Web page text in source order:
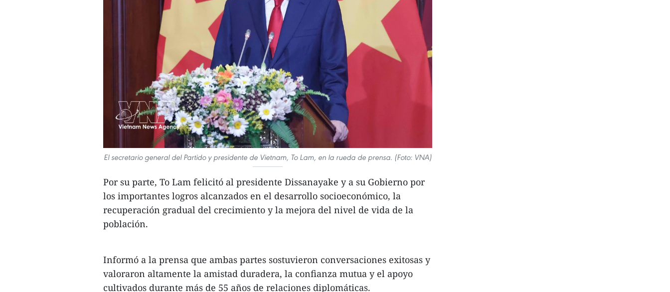
El secretario general del Partido y presidente de Vietnam, To Lam, en la rueda de prensa. (Foto: VNA)
Por su parte, To Lam felicitó al presidente Dissanayake y a su Gobierno por
los importantes logros alcanzados en el desarrollo socioeconómico, la
recuperación gradual del crecimiento y la mejora del nivel de vida de la
población.
Informó a la prensa que ambas partes sostuvieron conversaciones exitosas y
valoraron altamente la amistad duradera, la confianza mutua y el apoyo
cultivados durante más de 55 años de relaciones diplomáticas.